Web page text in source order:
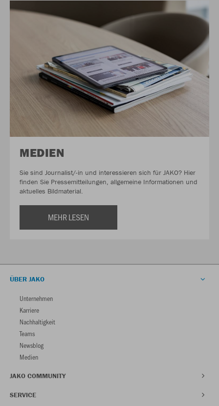
MEDIEN
Sie sind Journalist/-in und interessieren sich für JAKO? Hier
finden Sie Pressemitteilungen, allgemeine Informationen und
aktuelles Bildmaterial.
MEHR LESEN
ÜBER JAKO
Unternehmen
Karriere
Nachhaltigkeit
Teams
Newsblog
Medien
JAKO COMMUNITY
SERVICE